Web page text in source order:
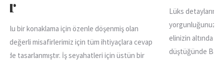
olan
cevap
üstün bir
Lüks detayların sakinlikle bütünleştiği, gün sonunda
yorgunluğunuzu unutturacak odalarımızda, tüm
elinizin altında yer almaktadır. Yolunuz Başkent
düştüğünde Başkent Konukevi’nin kapıları size